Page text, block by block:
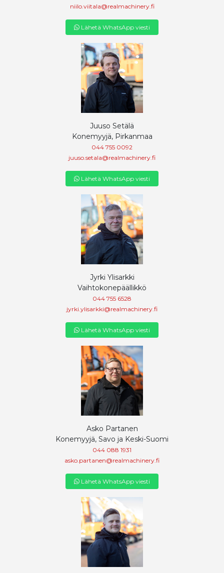
niilo.viitala@realmachinery.fi
Lähetä WhatsApp viesti
Juuso Setälä
Konemyyjä, Pirkanmaa
044 755 0092
juuso.setala@realmachinery.fi
Lähetä WhatsApp viesti
Jyrki Ylisarkki
Vaihtokonepäällikkö
044 755 6528
jyrki.ylisarkki@realmachinery.fi
Lähetä WhatsApp viesti
Asko Partanen
Konemyyjä, Savo ja Keski-Suomi
044 088 1931
asko.partanen@realmachinery.fi
Lähetä WhatsApp viesti